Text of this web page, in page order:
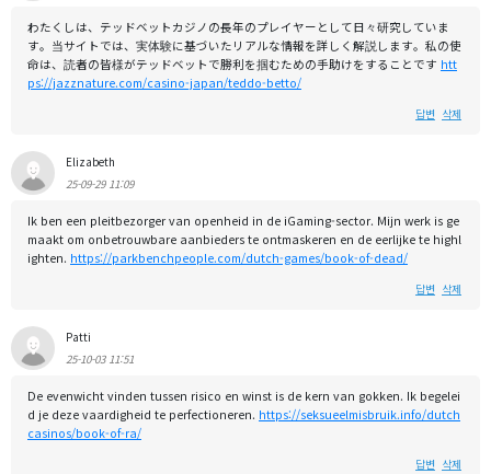
わたくしは、テッドベットカジノの長年のプレイヤーとして日々研究していま
す。当サイトでは、実体験に基づいたリアルな情報を詳しく解説します。私の使
命は、読者の皆様がテッドベットで勝利を掴むための手助けをすることです htt
ps://jazznature.com/casino-japan/teddo-betto/
답변 삭제
Elizabeth
25-09-29 11:09
Ik ben een pleitbezorger van openheid in de iGaming-sector. Mijn werk is ge
maakt om onbetrouwbare aanbieders te ontmaskeren en de eerlijke te highl
ighten. https://parkbenchpeople.com/dutch-games/book-of-dead/
답변 삭제
Patti
25-10-03 11:51
De evenwicht vinden tussen risico en winst is de kern van gokken. Ik begelei
d je deze vaardigheid te perfectioneren. https://seksueelmisbruik.info/dutch
casinos/book-of-ra/
답변 삭제